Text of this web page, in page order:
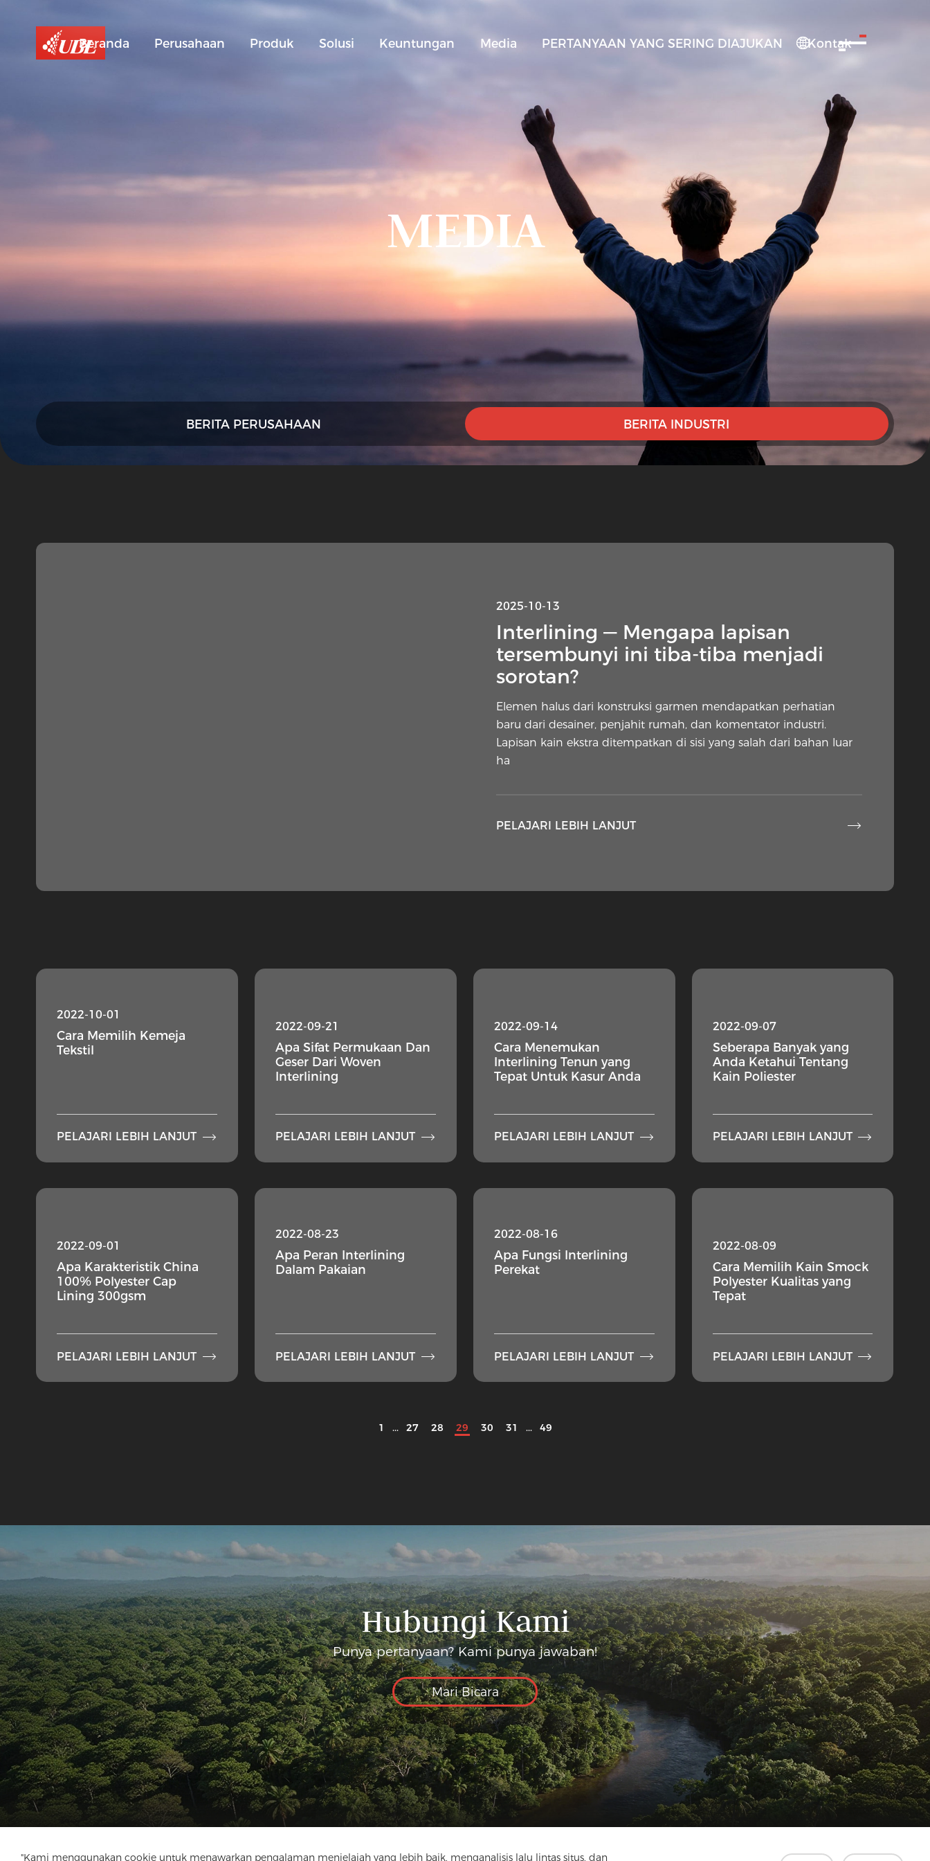
"Kami menggunakan cookie untuk menawarkan pengalaman menjelajah yang lebih baik, menganalisis lalu lintas situs, dan
Beranda Perusahaan Produk Solusi Keuntungan Media PERTANYAAN YANG SERING DIAJUKAN Kontak

MEDIA
BERITA PERUSAHAAN BERITA INDUSTRI
2025-10-13
Interlining — Mengapa lapisan
tersembunyi ini tiba-tiba menjadi
sorotan?
Elemen halus dari konstruksi garmen mendapatkan perhatian
baru dari desainer, penjahit rumah, dan komentator industri.
Lapisan kain ekstra ditempatkan di sisi yang salah dari bahan luar
ha
PELAJARI LEBIH LANJUT 
2022-10-01
Cara Memilih Kemeja
Tekstil
PELAJARI LEBIH LANJUT 
2022-09-21
Apa Sifat Permukaan Dan
Geser Dari Woven
Interlining
PELAJARI LEBIH LANJUT 
2022-09-14
Cara Menemukan
Interlining Tenun yang
Tepat Untuk Kasur Anda
PELAJARI LEBIH LANJUT 
2022-09-07
Seberapa Banyak yang
Anda Ketahui Tentang
Kain Poliester
PELAJARI LEBIH LANJUT 
2022-09-01
Apa Karakteristik China
100% Polyester Cap
Lining 300gsm
PELAJARI LEBIH LANJUT 
2022-08-23
Apa Peran Interlining
Dalam Pakaian
PELAJARI LEBIH LANJUT 
2022-08-16
Apa Fungsi Interlining
Perekat
PELAJARI LEBIH LANJUT 
2022-08-09
Cara Memilih Kain Smock
Polyester Kualitas yang
Tepat
PELAJARI LEBIH LANJUT 
1 ... 27 28 29 30 31 ... 49
Hubungi Kami
Punya pertanyaan? Kami punya jawaban!
Mari Bicara